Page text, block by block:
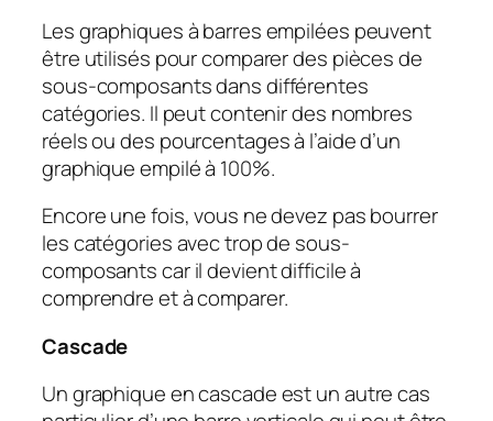
Les graphiques à barres empilées peuvent
être utilisés pour comparer des pièces de
sous-composants dans différentes
catégories. Il peut contenir des nombres
réels ou des pourcentages à l’aide d’un
graphique empilé à 100%.
Encore une fois, vous ne devez pas bourrer
les catégories avec trop de sous-
composants car il devient difficile à
comprendre et à comparer.
Cascade
Un graphique en cascade est un autre cas